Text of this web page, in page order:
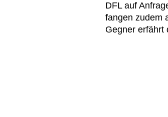
DFL auf
fangen zudem
Gegner erfährt